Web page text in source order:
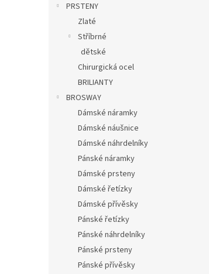
PRSTENY
Zlaté
Stříbrné
dětské
Chirurgická ocel
BRILIANTY
BROSWAY
Dámské náramky
Dámské náušnice
Dámské náhrdelníky
Pánské náramky
Dámské prsteny
Dámské řetízky
Dámské přívěsky
Pánské řetízky
Pánské náhrdelníky
Pánské prsteny
Pánské přívěsky